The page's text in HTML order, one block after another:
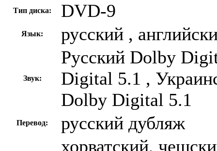
Тип диска: DVD-9
Язык: русский ,
Звук:
Русский Dolby
Digital 5.1 ,
Dolby Digital 5.1
Перевод: русский дубляж
хорватский,